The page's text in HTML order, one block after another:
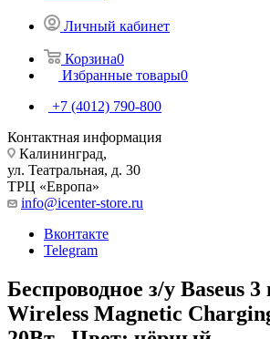
Личный кабинет
Корзина0
Избранные товары0
+7 (4012) 790-800
Контактная информация
Калининград,
ул. Театральная, д. 30
ТРЦ «Европа»
info@icenter-store.ru
Вконтакте
Telegram
Беспроводное з/у Baseus 3
Wireless Magnetic